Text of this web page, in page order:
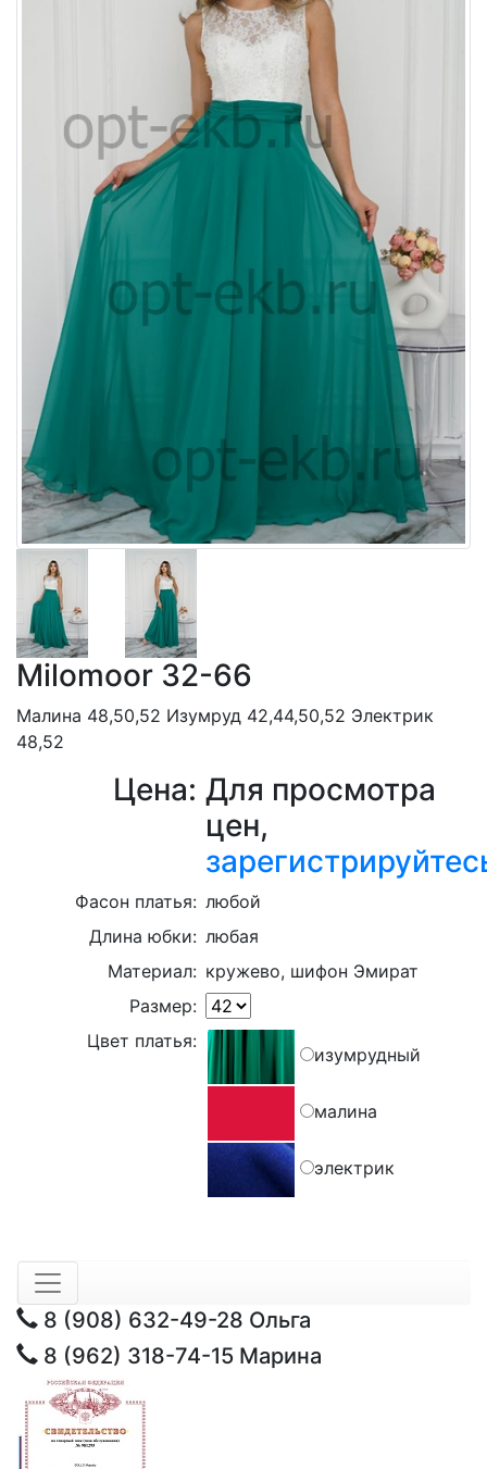
Milomoor 32-66
Малина 48,50,52 Изумруд 42,44,50,52 Электрик
48,52
Цена: Для просмотра
цен,
Фасон платья: любой
Длина юбки: любая
Материал: кружево, шифон Эмират
Размер:
Цвет платья:
изумрудный
малина
электрик
8 (908) 632-49-28 Ольга
8 (962) 318-74-15 Марина